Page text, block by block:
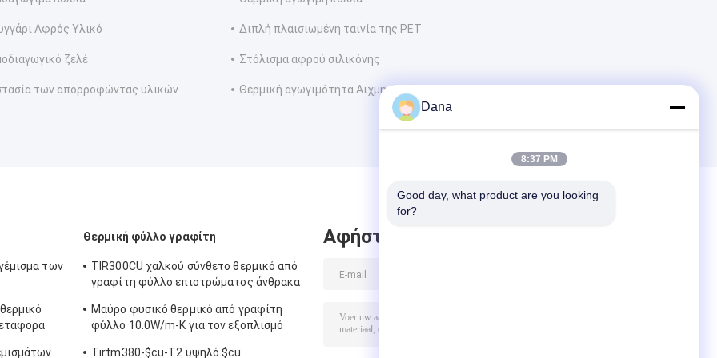
Αφρός Υλικό Διπλή πλαισιωμένη ταινία της PET
ζελέ Στόλισμα αφρού σιλικόνης
των απορροφώντας υλικών Θερμική αγωγιμότητα Αιχμηρό μέταλλο
των
Θερμική φύλλο γραφίτη
TIR300CU χαλκού σύνθετο θερμικό από
γραφίτη φύλλο επιστρώματος άνθρακα
Μαύρο φυσικό θερμικό από γραφίτη
φύλλο 10.0W/m-Κ για τον εξοπλισμό
Tirtm380-$cu-T2 υψηλό $cu
Αφήστε μήνυμα
Dana
8:37 PM
Good day, what product are you looking
for?